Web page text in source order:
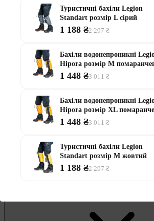
Комплекти садових меблів
Лавки садові
Надувні батути та водні гірки
Садові та балконні меблі
Стільці садові
Столи садові
Альтанки
Туристичні бахіли Legion
Standart розмір L сірий
1 188 ₴2 297 ₴
Бахіли водонепроникні
Hipora розмір М
1 448 ₴3 011 ₴
Бахіли водонепроникні
Hipora розмір XL
1 448 ₴3 011 ₴
Туристичні бахіли Legion
Standart розмір М жовтий
1 188 ₴2 297 ₴